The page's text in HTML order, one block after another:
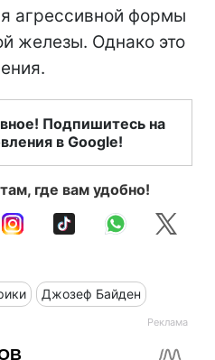
агрессивной формы
железы. Однако это
Подпишитесь на
в Google!
где вам удобно!
Джозеф Байден